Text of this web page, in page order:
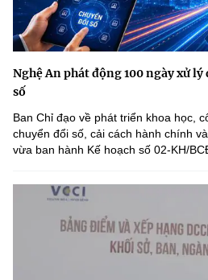
Nghệ An phát động 100 ngày xử
số
Ban Chỉ đạo về phát triển khoa học,
chuyển đổi số, cải cách hành chính
vừa ban hành Kế hoạch số 02-KH/